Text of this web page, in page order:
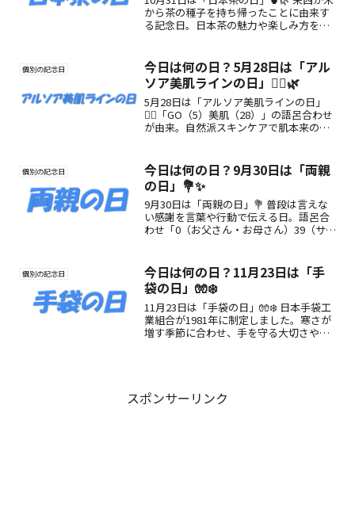
から茶の種子を持ち帰ったことに由来す
る記念日。日本茶の魅力や楽しみ方を通
個別の記念日
今日は何の日？5月28日は「アル
ソア美肌ラインの日」💆‍♀️🌿
5月28日は「アルソア美肌ラインの日」
💆‍♀️「GO（5）美肌（28）」の語呂合わせ
が由来。自然派スキンケアで肌本来の美
個別の記念日
今日は何の日？9月30日は「両親
の日」💐✨
9月30日は「両親の日」💐 普段は言えな
い感謝を言葉や行動で伝える日。語呂合
わせ「0（お父さん・お母さん）39（サン
個別の記念日
今日は何の日？11月23日は「手
袋の日」🧤❄️
11月23日は「手袋の日」🧤❄️ 日本手袋工
業組合が1981年に制定しました。寒さが
増す季節に合わせ、手を守る大切さや働
スポンサーリンク